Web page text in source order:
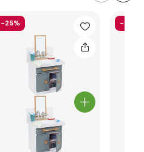
-25% -36%